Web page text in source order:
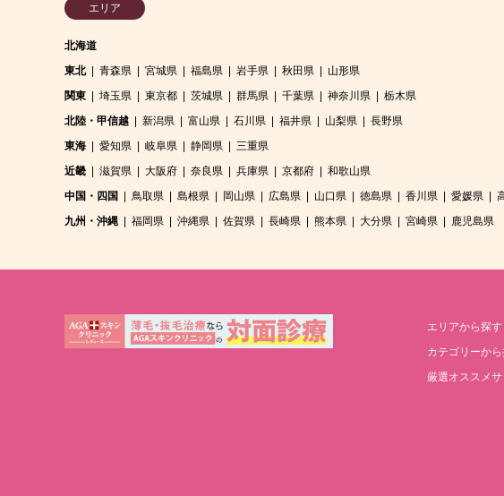
エリア
北海道
東北
青森県 宮城県 福島県 岩手県 秋田県
山形県
関東
埼玉県 東京都 茨城県 群馬県 千葉県 神奈川県
栃木県
北陸・甲信越
新潟県 富山県 石川県 福井県 山梨県
長野県
東海
愛知県 岐阜県 静岡県
三重県
近畿
滋賀県 大阪府 奈良県 兵庫県 京都府
和歌山県
中国・四国
鳥取県 島根県 岡山県 広島県 山口県 徳島県 香川県 愛媛県
九州・沖縄
福岡県 沖縄県 佐賀県 長崎県 熊本県 大分県 宮崎県 鹿児島県
エリアから探す
カテゴリーから
厳選オススメサ